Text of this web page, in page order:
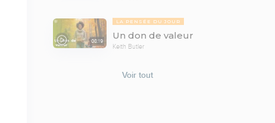
08:19
LA PENSÉE DU JOUR
Un don de valeur
Keith Butler
Voir tout